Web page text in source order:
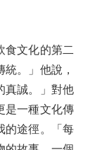
文化的第二
。」他說，
真誠。」對他
是一種文化傳
的途徑。「每